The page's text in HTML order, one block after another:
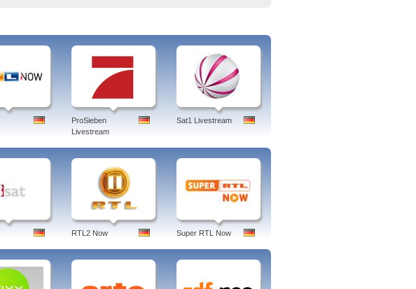
werfen, programm, boomerang tv
ProSieben
Livestream
Sat1 Livestream
RTL2 Now Super RTL Now